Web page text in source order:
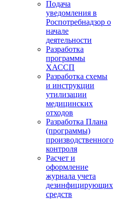
Подача
уведомления в
Роспотребнадзор о
начале
деятельности
Разработка
программы
ХАССП
Разработка схемы
и инструкции
утилизации
медицинских
отходов
Разработка Плана
(программы)
производственного
контроля
Расчет и
оформление
журнала учета
дезинфицирующих
средств